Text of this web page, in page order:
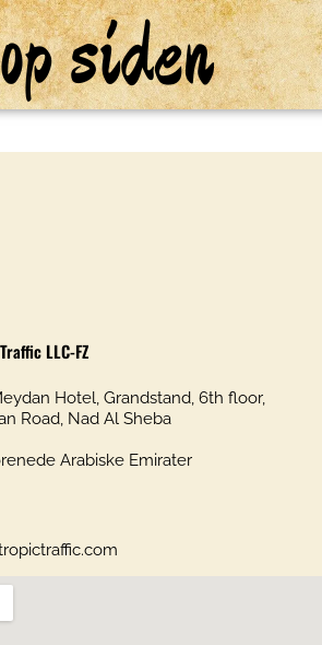
siden
LLC-FZ
Hotel, Grandstand, 6th floor,
Road, Nad Al Sheba
Arabiske Emirater